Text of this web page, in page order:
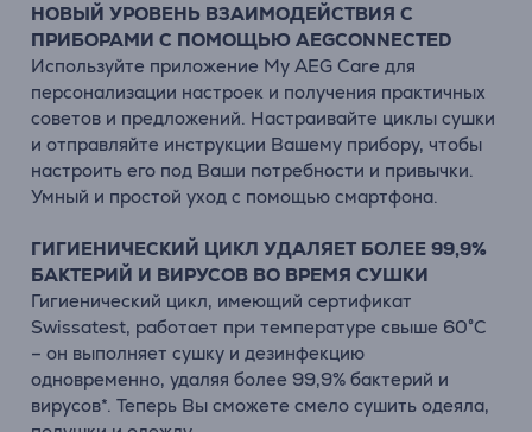
НОВЫЙ УРОВЕНЬ ВЗАИМОДЕЙСТВИЯ С
ПРИБОРАМИ С ПОМОЩЬЮ AEGCONNECTED
Используйте приложение My AEG Care для
персонализации настроек и получения практичных
советов и предложений. Настраивайте циклы сушки
и отправляйте инструкции Вашему прибору, чтобы
настроить его под Ваши потребности и привычки.
Умный и простой уход с помощью смартфона.
ГИГИЕНИЧЕСКИЙ ЦИКЛ УДАЛЯЕТ БОЛЕЕ 99,9%
БАКТЕРИЙ И ВИРУСОВ ВО ВРЕМЯ СУШКИ
Гигиенический цикл, имеющий сертификат
Swissatest, работает при температуре свыше 60°C
– он выполняет сушку и дезинфекцию
одновременно, удаляя более 99,9% бактерий и
вирусов*. Теперь Вы сможете смело сушить одеяла,